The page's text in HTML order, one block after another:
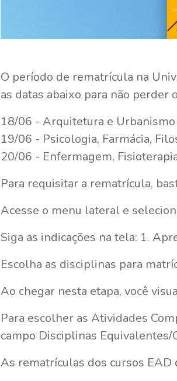
O período de rematrícula na
as datas abaixo para não perder
18/06 - Arquitetura e
19/06 - Psicologia, Farmácia,
20/06 - Enfermagem,
Para requisitar a rematrícula,
Acesse o menu lateral e
Siga as indicações na tela: 1.
Escolha as disciplinas para
Ao chegar nesta etapa, você
Para escolher as Atividades
campo Disciplinas Equivalentes/
As rematrículas dos cursos